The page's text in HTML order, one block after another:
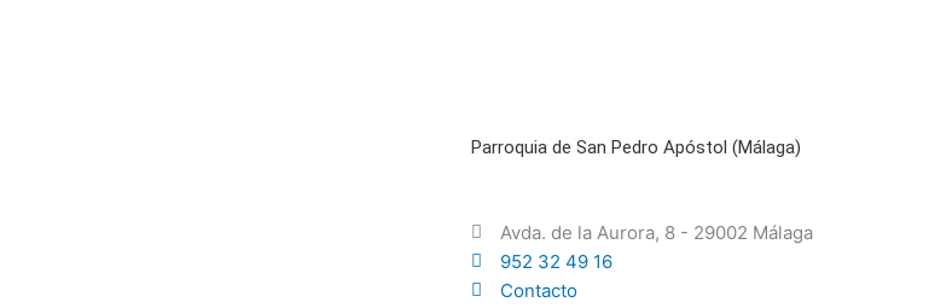
Parroquia de San Pedro Apóstol (Málaga)
Avda. de la Aurora, 8 - 29002 Málaga
952 32 49 16
Contacto